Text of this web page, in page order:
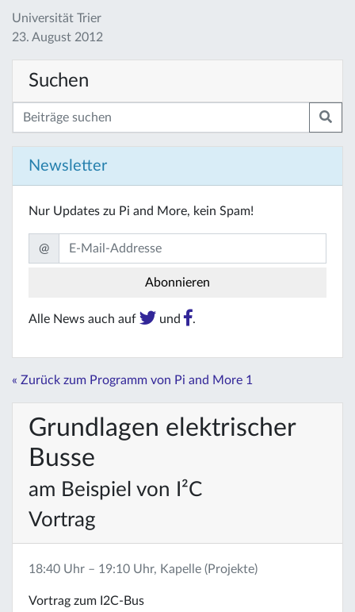
Universität Trier
23. August 2012
Suchen
Newsletter
Nur Updates zu Pi and More, kein Spam!
@
Alle News auch auf und .
« Zurück zum Programm von Pi and More 1
Grundlagen elektrischer
Busse
am Beispiel von I²C
Vortrag
18:40 Uhr – 19:10 Uhr, Kapelle (Projekte)
Vortrag zum I2C-Bus